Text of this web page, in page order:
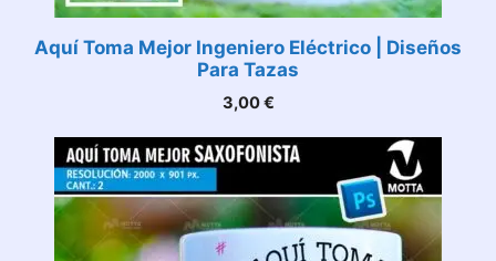
Aquí Toma Mejor Ingeniero Eléctrico | Diseños
Para Tazas
3,00€